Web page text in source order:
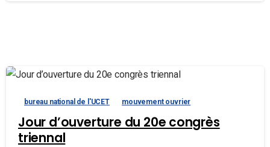
bureau national de l'UCET mouvement ouvrier
Jour d’ouverture du 20e congrès
triennal